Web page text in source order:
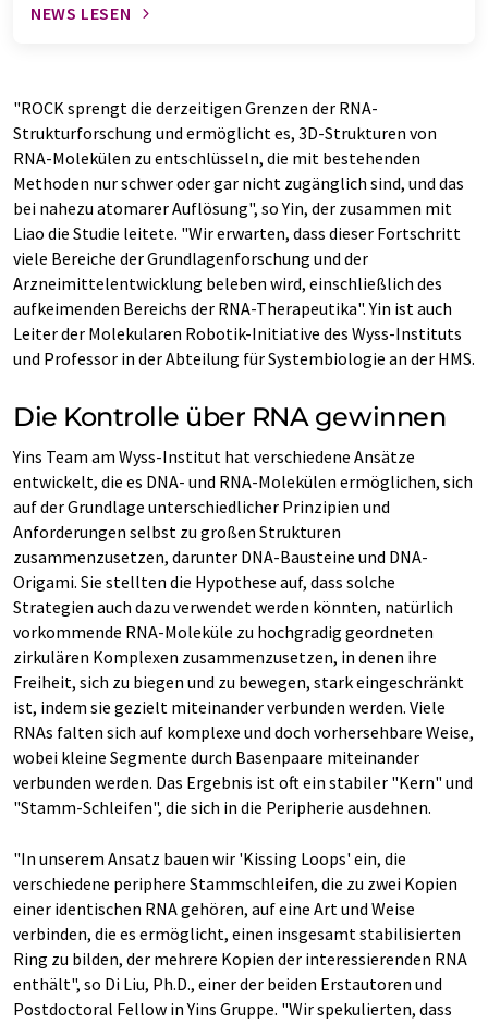
NEWS LESEN
"ROCK sprengt die derzeitigen Grenzen der RNA-
Strukturforschung und ermöglicht es, 3D-Strukturen von
RNA-Molekülen zu entschlüsseln, die mit bestehenden
Methoden nur schwer oder gar nicht zugänglich sind, und das
bei nahezu atomarer Auflösung", so Yin, der zusammen mit
Liao die Studie leitete. "Wir erwarten, dass dieser Fortschritt
viele Bereiche der Grundlagenforschung und der
Arzneimittelentwicklung beleben wird, einschließlich des
aufkeimenden Bereichs der RNA-Therapeutika". Yin ist auch
Leiter der Molekularen Robotik-Initiative des Wyss-Instituts
und Professor in der Abteilung für Systembiologie an der HMS.
Die Kontrolle über RNA gewinnen
Yins Team am Wyss-Institut hat verschiedene Ansätze
entwickelt, die es DNA- und RNA-Molekülen ermöglichen, sich
auf der Grundlage unterschiedlicher Prinzipien und
Anforderungen selbst zu großen Strukturen
zusammenzusetzen, darunter DNA-Bausteine und DNA-
Origami. Sie stellten die Hypothese auf, dass solche
Strategien auch dazu verwendet werden könnten, natürlich
vorkommende RNA-Moleküle zu hochgradig geordneten
zirkulären Komplexen zusammenzusetzen, in denen ihre
Freiheit, sich zu biegen und zu bewegen, stark eingeschränkt
ist, indem sie gezielt miteinander verbunden werden. Viele
RNAs falten sich auf komplexe und doch vorhersehbare Weise,
wobei kleine Segmente durch Basenpaare miteinander
verbunden werden. Das Ergebnis ist oft ein stabiler "Kern" und
"Stamm-Schleifen", die sich in die Peripherie ausdehnen.
"In unserem Ansatz bauen wir 'Kissing Loops' ein, die
verschiedene periphere Stammschleifen, die zu zwei Kopien
einer identischen RNA gehören, auf eine Art und Weise
verbinden, die es ermöglicht, einen insgesamt stabilisierten
Ring zu bilden, der mehrere Kopien der interessierenden RNA
enthält", so Di Liu, Ph.D., einer der beiden Erstautoren und
Postdoctoral Fellow in Yins Gruppe. "Wir spekulierten, dass